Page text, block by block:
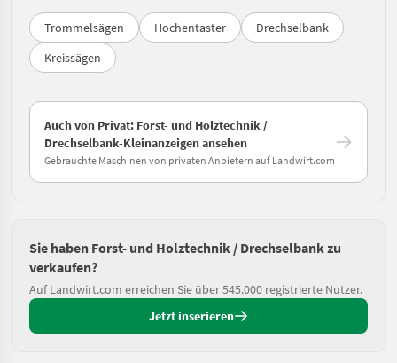
Trommelsägen Hochentaster
Drechselbank
Kreissägen
Auch von Privat: Forst- und Holztechnik /
Drechselbank-Kleinanzeigen ansehen
Gebrauchte Maschinen von privaten Anbietern auf Landwirt.com
Sie haben Forst- und Holztechnik / Drechselbank zu
verkaufen?
Auf Landwirt.com erreichen Sie über 545.000 registrierte Nutzer.
Jetzt inserieren